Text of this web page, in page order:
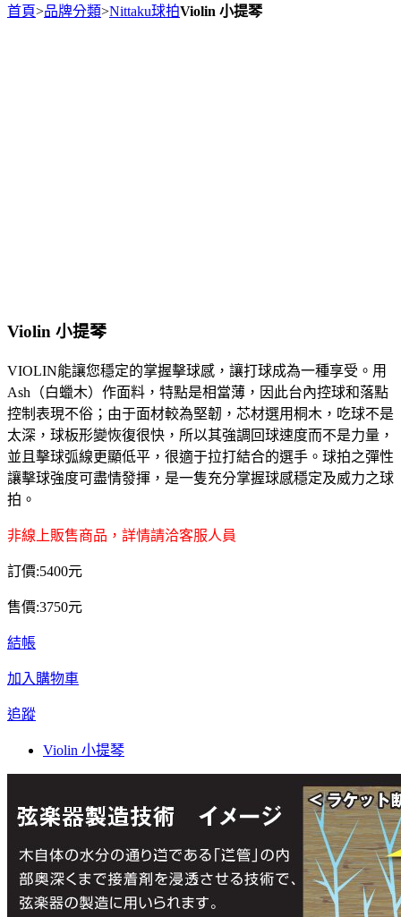
首頁>品牌分類>Nittaku球拍Violin 小提琴
Violin 小提琴
VIOLIN能讓您穩定的掌握擊球感，讓打球成為一種享受。用
Ash（白蠟木）作面料，特點是相當薄，因此台內控球和落點
控制表現不俗；由于面材較為堅韌，芯材選用桐木，吃球不是
太深，球板形變恢復很快，所以其強調回球速度而不是力量，
並且擊球弧線更顯低平，很適于拉打結合的選手。球拍之彈性
讓擊球強度可盡情發揮，是一隻充分掌握球感穩定及威力之球
拍。
非線上販售商品，詳情請洽客服人員
訂價:5400元
售價:3750元
結帳
加入購物車
追蹤
Violin 小提琴